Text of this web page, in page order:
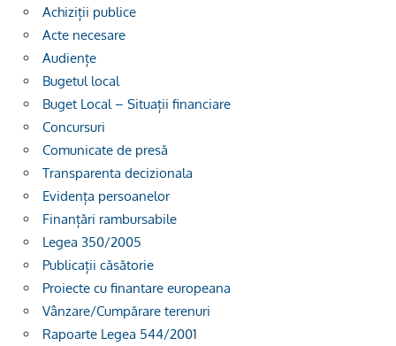
Achiziții publice
Acte necesare
Audiențe
Bugetul local
Buget Local – Situații financiare
Concursuri
Comunicate de presă
Transparenta decizionala
Evidența persoanelor
Finanțări rambursabile
Legea 350/2005
Publicații căsătorie
Proiecte cu finantare europeana
Vânzare/Cumpărare terenuri
Rapoarte Legea 544/2001